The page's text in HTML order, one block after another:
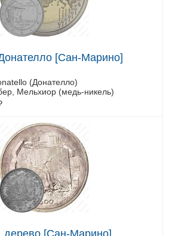
[Сан-Марино]
(Донателло)
Мельхиор (медь-никель)
дерево [Сан-Марино]